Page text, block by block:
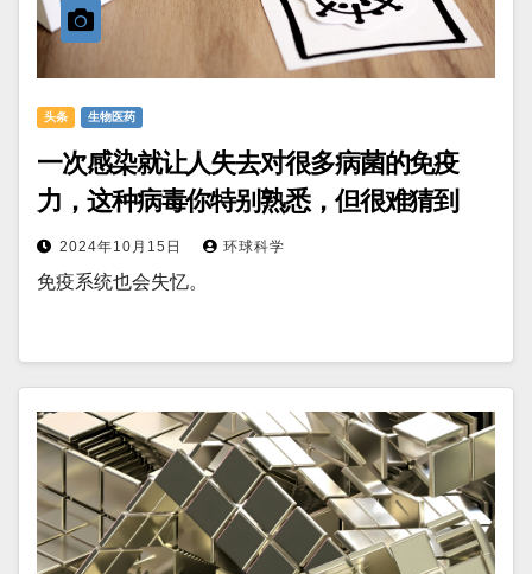
头条 生物医药
一次感染就让人失去对很多病菌的免疫
力，这种病毒你特别熟悉，但很难猜到
2024年10月15日 环球科学
免疫系统也会失忆。